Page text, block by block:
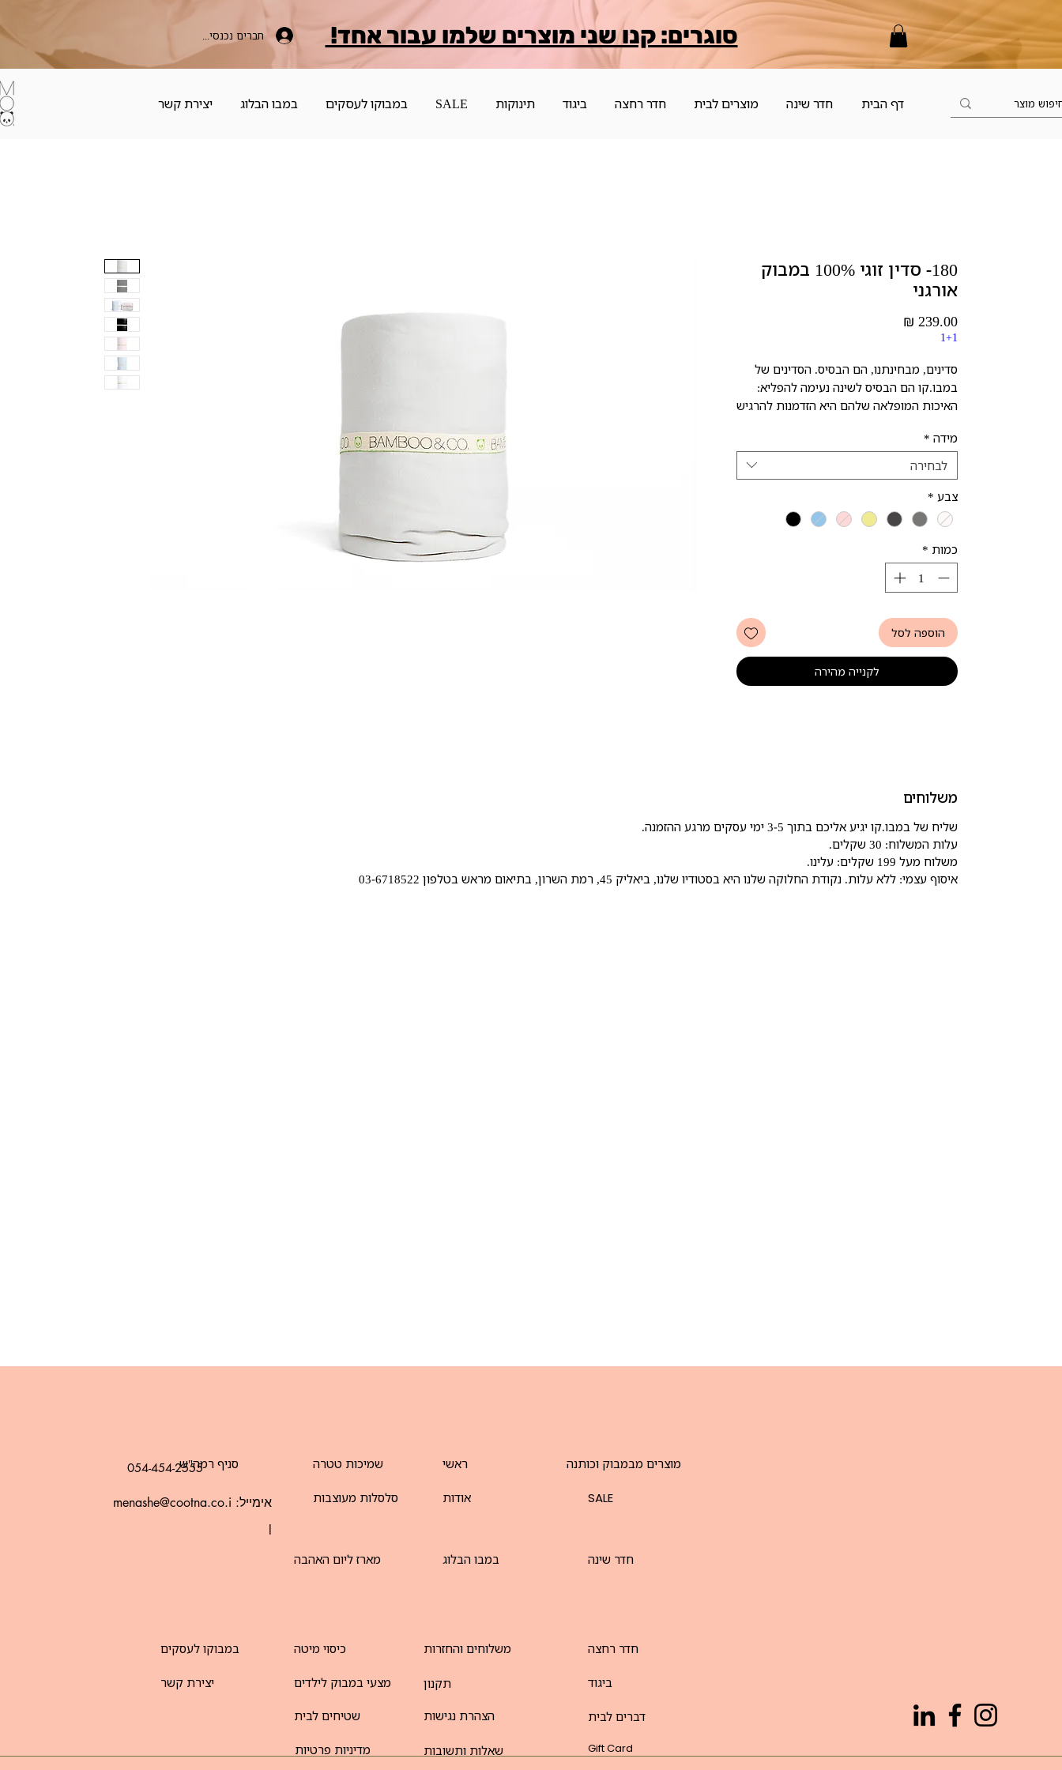
חברים נכנסים כאן סוגרים: קנו שני מוצרים שלמו עבור אחד!
דף הבית חדר שינה מוצרים לבית חדר רחצה ביגוד תינוקות SALE במבוקו לעסקים במבו הבלוג יצירת קשר
180- סדין זוגי 100% במבוק
אורגני
1+1
סדינים, מבחינתנו, הם הבסיס. הסדינים של
במבו.קו הם הבסיס לשינה נעימה להפליא:
האיכות המופלאה שלהם היא הזדמנות להרגיש
בד הבמבוק הרך והנעים, בשילוב העיצוב
האלגנטי והמינימליסטי של במבו.קו יספקו
לכם שינה חלומית באמת. כמו כל המצעים
שלנו, גם הסדינים היפו-אלרגנים, נושמים
ומושלמים לשמירה על חום הגוף שלכם -
בקיץ או בחורף. סדיני במבו.קו מגיעים במגוון
גדלים כדי להתאים לרוב סוגי המיטות
הקיימות.
מידה *
לבחירה
צבע *
כמות *
הוספה לסל
לקנייה מהירה
משלוחים
שליח של במבו.קו יגיע אליכם בתוך 3-5 ימי עסקים מרגע ההזמנה.
עלות המשלוח: 30 שקלים.
משלוח מעל 199 שקלים: עלינו.
איסוף עצמי: ללא עלות. נקודת החלוקה שלנו היא בסטודיו שלנו, ביאליק 45, רמת השרון, בתיאום מראש בטלפון 03-6718522
סניף רמה"ש054-454-2555
אימייל: menashe@cootna.co.i
l
שמיכות טטרה
סלסלות מעוצבות
מארז ליום האהבה
ראשי
אודות
במבו הבלוג
מוצרים מבמבוק וכותנה
SALE
חדר שינה
במבוקו לעסקים
יצירת קשר
כיסוי מיטה
מצעי במבוק לילדים
שטיחים לבית
מדיניות פרטיות
משלוחים והחזרות
תקנון
הצהרת נגישות
שאלות ותשובות
חדר רחצה
ביגוד
דברים לבית
Gift Card